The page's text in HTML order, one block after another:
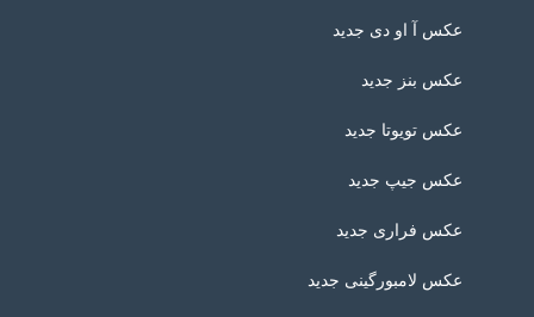
عکس آ او دی جدید
عکس بنز جدید
عکس تویوتا جدید
عکس جیپ جدید
عکس فراری جدید
عکس لامبورگینی جدید